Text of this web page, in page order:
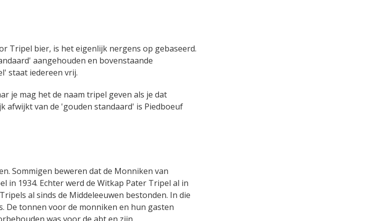
Tripel bier, is het eigenlijk nergens op gebaseerd.
aangehouden en bovenstaande
staat iedereen vrij.
je mag het de naam tripel geven als je dat
afwijkt van de 'gouden standaard' is Piedboeuf
Sommigen beweren dat de Monniken van
in 1934. Echter werd de Witkap Pater Tripel al in
al sinds de Middeleeuwen bestonden. In die
De tonnen voor de monniken en hun gasten
was voor de abt en zijn